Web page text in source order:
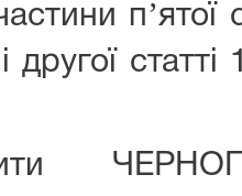
пʼятої
статті